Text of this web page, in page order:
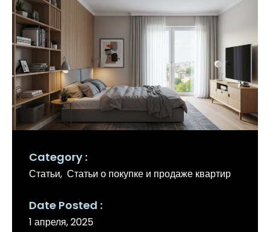
Category
Статьи Статьи о покупке и продаже квартир
Date Posted
1 апреля, 2025